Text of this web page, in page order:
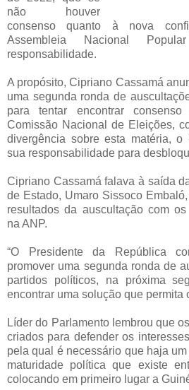
não houver
consenso quanto à nova
Assembleia Nacional
responsabilidade.
A propósito, Cipriano Cassamá
uma segunda ronda de
para tentar encontrar
Comissão Nacional de Eleições,
divergência sobre esta matéria, o
sua responsabilidade para
Cipriano Cassamá falava à saída
de Estado, Umaro Sissoco
resultados da auscultação com
na ANP.
“O Presidente da República
promover uma segunda ronda de
partidos políticos, na próxima
encontrar uma solução que permita
Líder do Parlamento lembrou que
criados para defender os
pela qual é necessário que haja
maturidade política que existe
colocando em primeiro lugar a